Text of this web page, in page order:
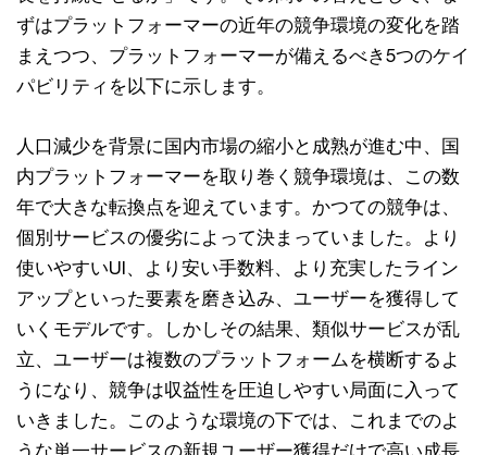
ずはプラットフォーマーの近年の競争環境の変化を踏
まえつつ、プラットフォーマーが備えるべき5つのケイ
パビリティを以下に示します。
人口減少を背景に国内市場の縮小と成熟が進む中、国
内プラットフォーマーを取り巻く競争環境は、この数
年で大きな転換点を迎えています。かつての競争は、
個別サービスの優劣によって決まっていました。より
使いやすいUI、より安い手数料、より充実したライン
アップといった要素を磨き込み、ユーザーを獲得して
いくモデルです。しかしその結果、類似サービスが乱
立、ユーザーは複数のプラットフォームを横断するよ
うになり、競争は収益性を圧迫しやすい局面に入って
いきました。このような環境の下では、これまでのよ
うな単一サービスの新規ユーザー獲得だけで高い成長